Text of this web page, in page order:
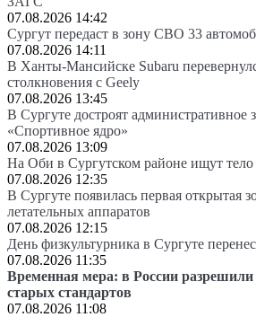
07.08.2026 14:42
Сургут передаст в зону СВО 33
07.08.2026 14:11
В Ханты-Мансийске Subaru
столкновения с Geely
07.08.2026 13:45
В Сургуте достроят административное
«Спортивное ядро»
07.08.2026 13:09
На Оби в Сургутском районе ищут
07.08.2026 12:35
В Сургуте появилась первая открытая
летательных аппаратов
07.08.2026 12:15
День физкультурника в Сургуте
07.08.2026 11:35
Временная мера: в России разрешили
старых стандартов
07.08.2026 11:08